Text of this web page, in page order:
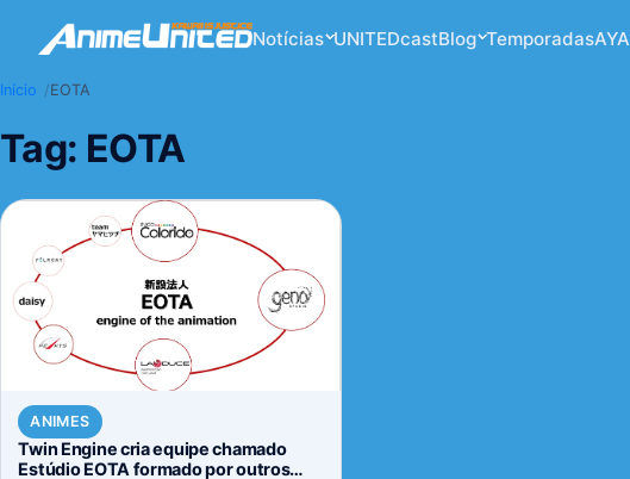
Notícias UNITEDcastBlog TemporadasAYA
Início EOTA
Tag: EOTA
ANIMES
Twin Engine cria equipe chamado
Estúdio EOTA formado por outros